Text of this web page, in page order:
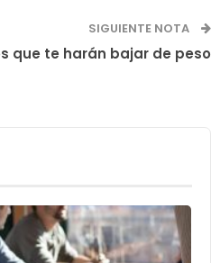
SIGUIENTE NOTA
que te harán bajar de peso